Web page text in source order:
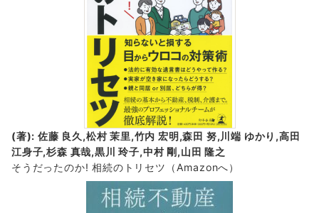
(著): 佐藤 良久,松村 茉里,竹内 宏明,森田 努,川端 ゆかり,高田
江身子,杉森 真哉,黒川 玲子,中村 剛,山田 隆之
そうだったのか! 相続のトリセツ
（Amazonへ）